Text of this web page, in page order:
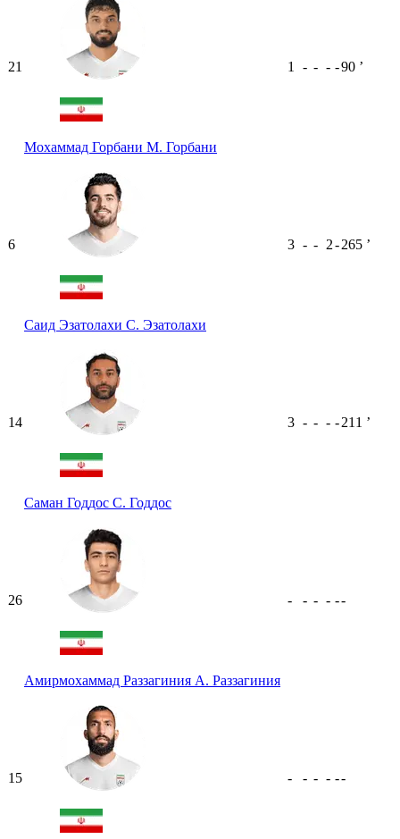
21
Мохаммад Горбани М. Горбани
1 - - - -90 ʼ
6
Саид Эзатолахи С. Эзатолахи
3 - - 2-265 ʼ
14
Саман Годдос С. Годдос
3 - - - -211 ʼ
26
Амирмохаммад Раззагиния А. Раззагиния
- - - - --
15 - - - - --